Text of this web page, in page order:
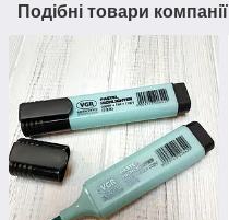
Подібні товари компанії